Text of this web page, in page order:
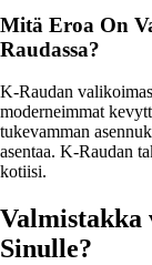
Mitä Eroa On
Raudassa?
K-Raudan
moderneimmat
tukevamman
asentaa. K-Raudan
kotiisi.
Valmistakka
Sinulle?